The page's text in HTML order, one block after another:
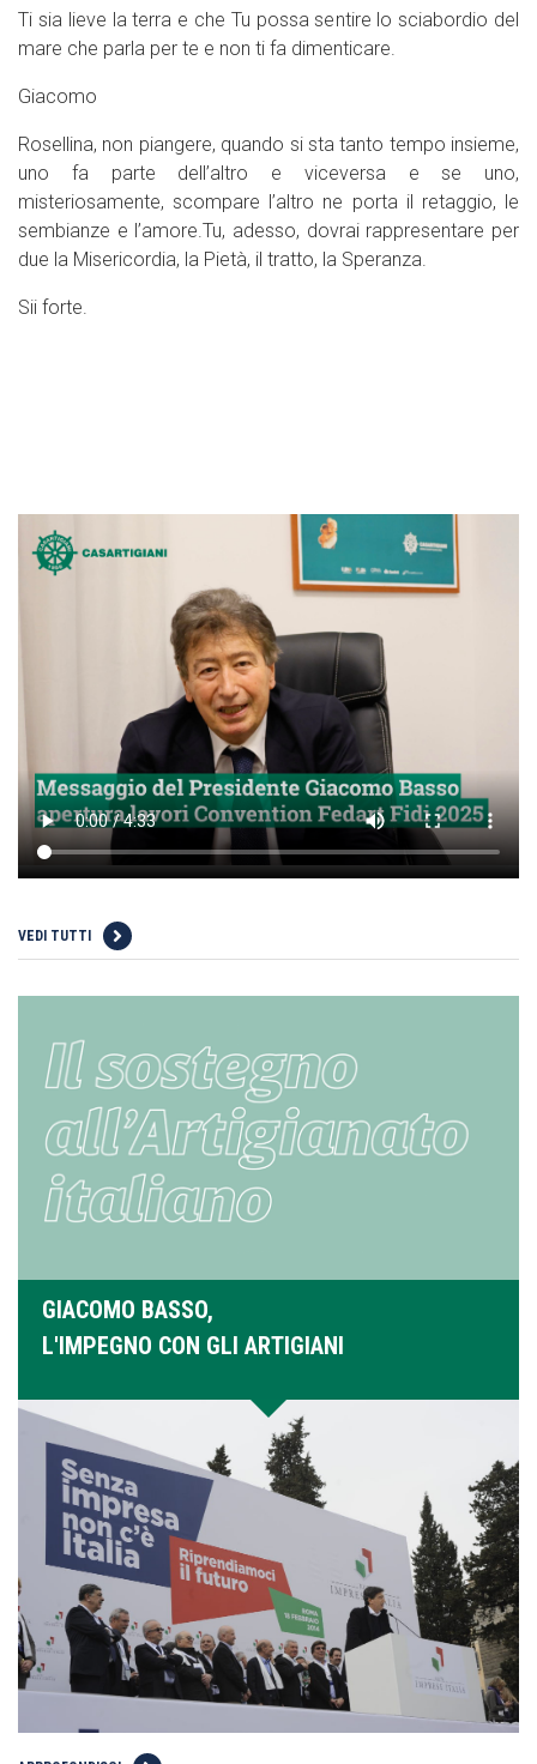
Ti sia lieve la terra e che Tu possa sentire lo sciabordio del
mare che parla per te e non ti fa dimenticare.
Giacomo
Rosellina, non piangere, quando si sta tanto tempo insieme,
uno fa parte dell’altro e viceversa e se uno,
misteriosamente, scompare l’altro ne porta il retaggio, le
sembianze e l’amore.Tu, adesso, dovrai rappresentare per
due la Misericordia, la Pietà, il tratto, la Speranza.
Sii forte.
VEDI TUTTI
GIACOMO BASSO,
L'IMPEGNO CON GLI ARTIGIANI